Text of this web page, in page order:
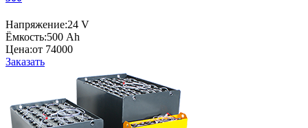
Напряжение:24 V
Ёмкость:500 Ah
Цена:от 74000
Заказать